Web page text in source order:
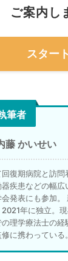
ご案内し
スタート
筆者
藤 かいせい
復期病院と訪問
疾患などの幅
発表にも参加。
2021年に独立。
理学療法士の
に携わっている。